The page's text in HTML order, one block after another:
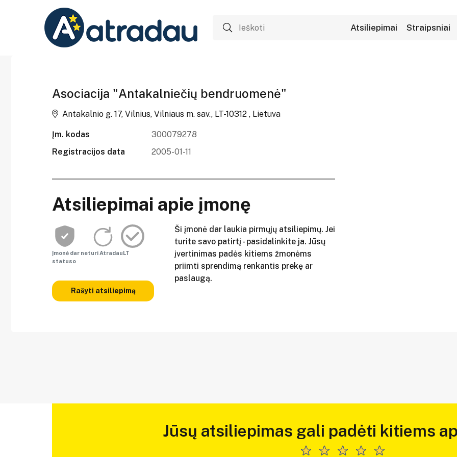
Atsiliepimai Straipsniai
Asociacija "Antakalniečių bendruomenė"
Antakalnio g. 17, Vilnius, Vilniaus m. sav., LT-10312 , Lietuva
Įm. kodas
300079278
Registracijos data
2005-01-11
Atsiliepimai apie įmonę
Įmonė dar neturi AtradauLT
statuso
Rašyti atsiliepimą
Ši įmonė dar laukia pirmųjų atsiliepimų. Jei
turite savo patirtį - pasidalinkite ja. Jūsų
įvertinimas padės kitiems žmonėms
priimti sprendimą renkantis prekę ar
paslaugą.
Jūsų atsiliepimas gali padėti kitiems